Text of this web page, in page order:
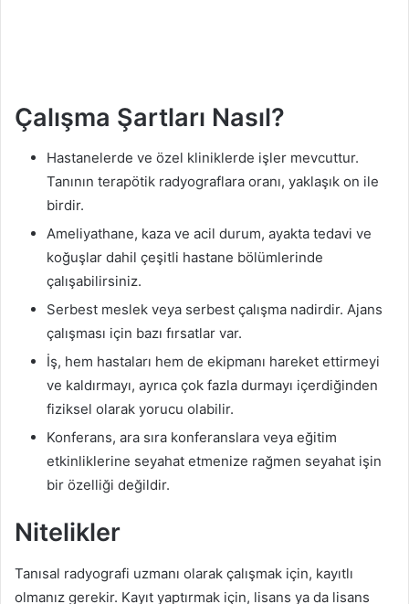
Çalışma Şartları Nasıl?
Hastanelerde ve özel kliniklerde işler mevcuttur.
Tanının terapötik radyograflara oranı, yaklaşık on ile
birdir.
Ameliyathane, kaza ve acil durum, ayakta tedavi ve
koğuşlar dahil çeşitli hastane bölümlerinde
çalışabilirsiniz.
Serbest meslek veya serbest çalışma nadirdir. Ajans
çalışması için bazı fırsatlar var.
İş, hem hastaları hem de ekipmanı hareket ettirmeyi
ve kaldırmayı, ayrıca çok fazla durmayı içerdiğinden
fiziksel olarak yorucu olabilir.
Konferans, ara sıra konferanslara veya eğitim
etkinliklerine seyahat etmenize rağmen seyahat işin
bir özelliği değildir.
Nitelikler
Tanısal radyografi uzmanı olarak çalışmak için, kayıtlı
olmanız gerekir. Kayıt yaptırmak için, lisans ya da lisans